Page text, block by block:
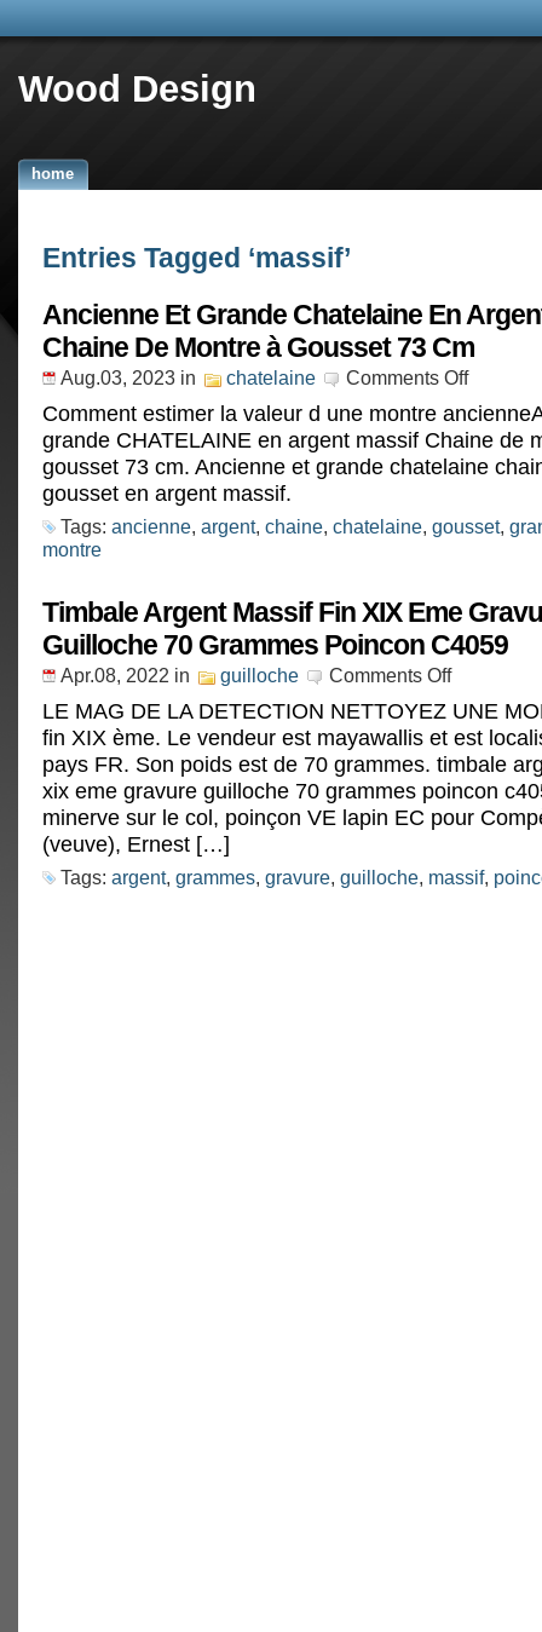
Wood Design
home
Entries Tagged ‘massif’
Ancienne Et Grande Chatelaine En
Chaine De Montre à Gousset 73 Cm
Aug.03, 2023 in chatelaine Comments Off
Comment estimer la valeur d une montre
grande CHATELAINE en argent massif Chaine de
gousset 73 cm. Ancienne et grande chatelaine
gousset en argent massif.
Tags: ancienne, argent, chaine, chatelaine, gousset,
montre
Timbale Argent Massif Fin XIX Eme
Guilloche 70 Grammes Poincon C4059
Apr.08, 2022 in guilloche Comments Off
LE MAG DE LA DETECTION NETTOYEZ UNE
fin XIX ème. Le vendeur est mayawallis et est
pays FR. Son poids est de 70 grammes. timbale
xix eme gravure guilloche 70 grammes poincon
minerve sur le col, poinçon VE lapin EC pour
(veuve), Ernest […]
Tags: argent, grammes, gravure, guilloche, massif,